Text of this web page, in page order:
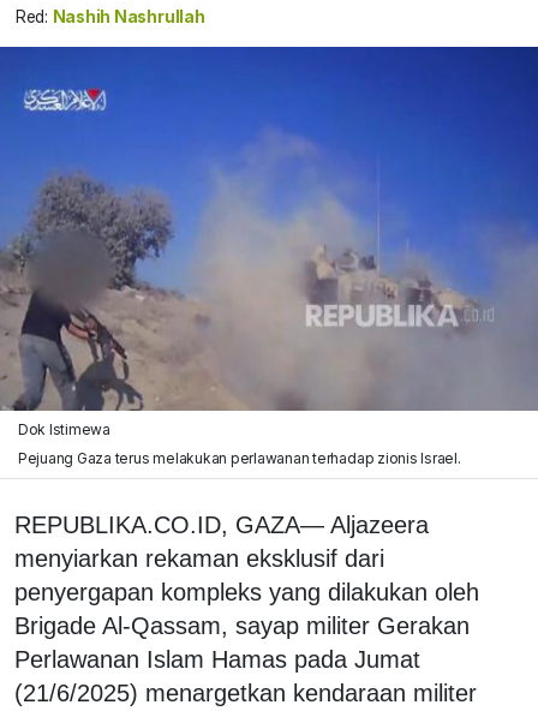
Red: Nashih Nashrullah
Dok Istimewa
Pejuang Gaza terus melakukan perlawanan terhadap zionis Israel.
REPUBLIKA.CO.ID, GAZA— Aljazeera
menyiarkan rekaman eksklusif dari
penyergapan kompleks yang dilakukan oleh
Brigade Al-Qassam, sayap militer Gerakan
Perlawanan Islam Hamas pada Jumat
(21/6/2025) menargetkan kendaraan militer